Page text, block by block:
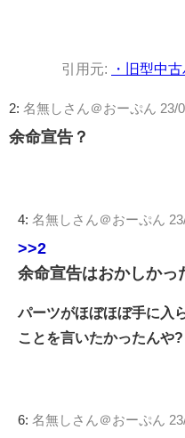
引用元: ・旧型中
2: 名無しさん＠おーぷん 23/
余命宣告？
4: 名無しさん＠おーぷん
>>2
余命宣告はおかしかっ
パーツがほぼほぼ手に入
ことを言いたかったんや?
6: 名無しさん＠おーぷん